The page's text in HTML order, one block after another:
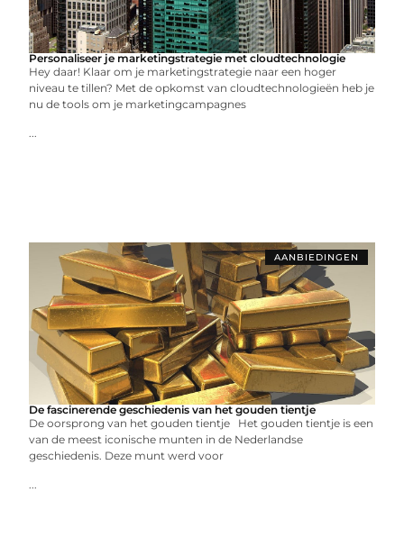
Personaliseer je marketingstrategie met cloudtechnologie
Hey daar! Klaar om je marketingstrategie naar een hoger
niveau te tillen? Met de opkomst van cloudtechnologieën heb je
nu de tools om je marketingcampagnes
...
AANBIEDINGEN
De fascinerende geschiedenis van het gouden tientje
De oorsprong van het gouden tientje Het gouden tientje is een
van de meest iconische munten in de Nederlandse
geschiedenis. Deze munt werd voor
...